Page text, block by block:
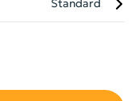
Standard